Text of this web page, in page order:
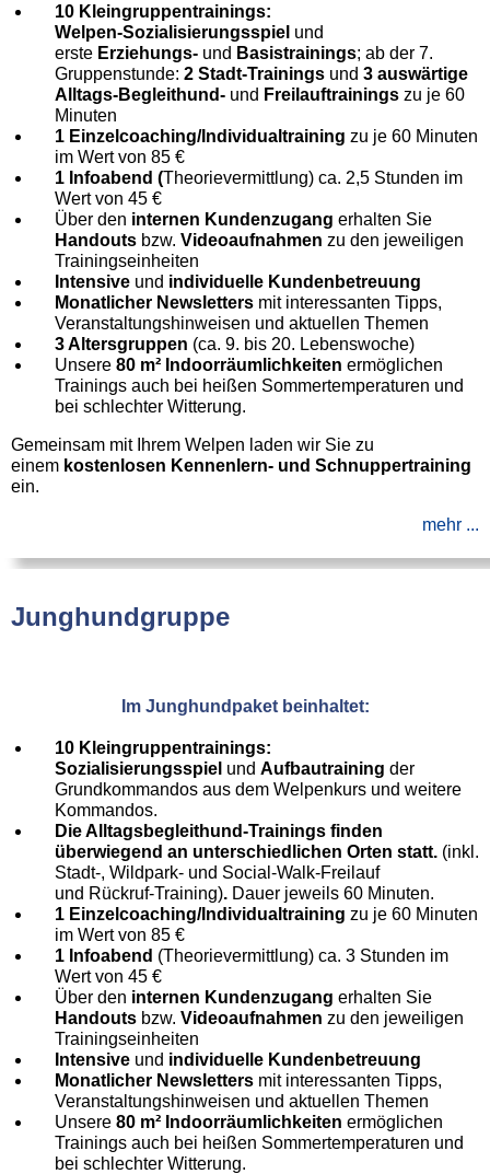
10 Kleingruppentrainings:
Welpen-Sozialisierungsspiel und
erste Erziehungs- und Basistrainings; ab der 7.
Gruppenstunde: 2 Stadt-Trainings und 3 auswärtige
Alltags-Begleithund- und Freilauftrainings zu je 60
Minuten
1 Einzelcoaching/Individualtraining zu je 60 Minuten
im Wert von 85 €
1 Infoabend (Theorievermittlung) ca. 2,5 Stunden im
Wert von 45 €
Über den internen Kundenzugang erhalten Sie
Handouts bzw. Videoaufnahmen zu den jeweiligen
Trainingseinheiten
Intensive und individuelle Kundenbetreuung
Monatlicher Newsletters mit interessanten Tipps,
Veranstaltungshinweisen und aktuellen Themen
3 Altersgruppen (ca. 9. bis 20. Lebenswoche)
Unsere 80 m² Indoorräumlichkeiten ermöglichen
Trainings auch bei heißen Sommertemperaturen und
bei schlechter Witterung.
Gemeinsam mit Ihrem Welpen laden wir Sie zu
einem kostenlosen Kennenlern- und Schnuppertraining
ein.
mehr ...
Junghundgruppe
Im Junghundpaket beinhaltet:
10 Kleingruppentrainings:
Sozialisierungsspiel und Aufbautraining der
Grundkommandos aus dem Welpenkurs und weitere
Kommandos.
Die Alltagsbegleithund-Trainings finden
überwiegend an unterschiedlichen Orten statt. (inkl.
Stadt-, Wildpark- und Social-Walk-Freilauf
und Rückruf-Training). Dauer jeweils 60 Minuten.
1 Einzelcoaching/Individualtraining zu je 60 Minuten
im Wert von 85 €
1 Infoabend (Theorievermittlung) ca. 3 Stunden im
Wert von 45 €
Über den internen Kundenzugang erhalten Sie
Handouts bzw. Videoaufnahmen zu den jeweiligen
Trainingseinheiten
Intensive und individuelle Kundenbetreuung
Monatlicher Newsletters mit interessanten Tipps,
Veranstaltungshinweisen und aktuellen Themen
Unsere 80 m² Indoorräumlichkeiten ermöglichen
Trainings auch bei heißen Sommertemperaturen und
bei schlechter Witterung.